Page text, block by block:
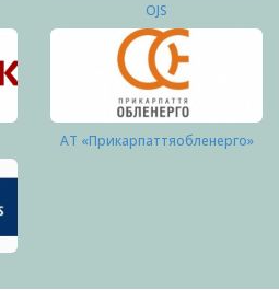
OJS
АТ «Прикарпаттяобленерго»